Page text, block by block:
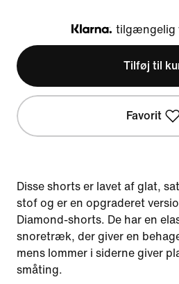
Klarna
tilgængelig
Tilføj til
Favorit
Disse shorts er lavet af glat,
stof og er en opgraderet
Diamond-shorts. De har en
snoretræk, der giver en
mens lommer i siderne giver
småting.